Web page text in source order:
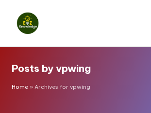
K
n
Posts by vpwing
Home » Archives for vpwing